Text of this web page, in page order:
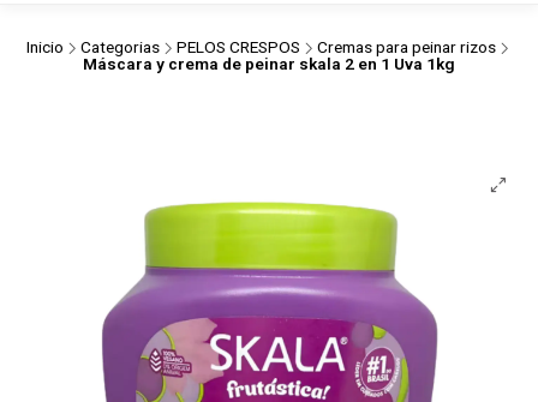
Inicio Categorias PELOS CRESPOS
Cremas para peinar rizos
Máscara y crema de peinar skala 2 en 1 Uva 1kg